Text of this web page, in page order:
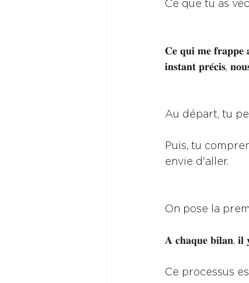
Ce que tu as
𝐂𝐞 𝐪𝐮𝐢 𝐦𝐞 𝐟𝐫𝐚𝐩𝐩𝐞
𝐢𝐧𝐬𝐭𝐚𝐧𝐭 𝐩𝐫𝐞́𝐜𝐢𝐬,
Au départ, tu
Puis, tu
envie d'aller.
On pose la
𝐀 𝐜𝐡𝐚𝐪𝐮𝐞 𝐛𝐢𝐥𝐚𝐧,
Ce processus